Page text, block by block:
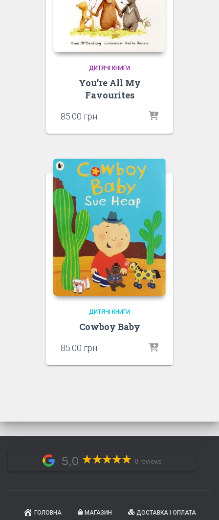
ДИТЯЧІ КНИГИ
You’re All My
Favourites
85.00 грн
ДИТЯЧІ КНИГИ
Cowboy Baby
85.00 грн
5,0 8 reviews
ГОЛОВНА МАГАЗИН ДОСТАВКА І ОПЛАТА